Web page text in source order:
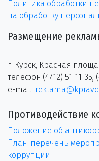
Политика обработки
на обработку
Размещение
г. Курск, Красная
телефон:(4712) 51-11-35,
e-mail:
Противодействие
Положение об
План-перечень
коррупции